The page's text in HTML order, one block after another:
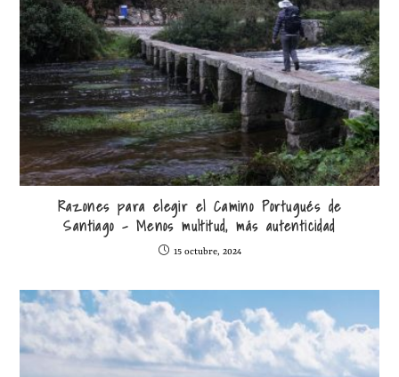
Razones para elegir el Camino Portugués de
Santiago – Menos multitud, más autenticidad
15 octubre, 2024